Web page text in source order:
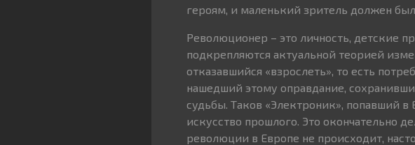
героям, и маленький зритель должен был
Революционер – это личность, детские
подкрепляются актуальной теорией
отказавшийся «взрослеть», то есть
нашедший этому оправдание,
судьбы. Таков «Электроник», попавший
искусство прошлого. Это окончательно
революции в Европе не происходит,